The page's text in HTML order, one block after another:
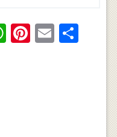
WhatsApp
Pinterest
Email